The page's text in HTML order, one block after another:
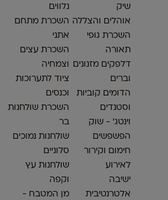
שיק
אוהלים והצללה
השכרת גופי
תאורה
דלפקים מזנונים
וברים
הדומים קוביות
וסטנדים
וינטג׳ - שוק
הפשפשים
חימום וקירור
לאירוע
ישיבה
אלטרנטיבית
נלווים
השכרת מתחם
אתני
השכרת עצים
וצמחיה
ציוד לתערוכות
וכנסים
השכרת שולחנות
בר
שולחנות נמוכים
סלוניים
שולחנות עץ
וקפה
מן המטבח -